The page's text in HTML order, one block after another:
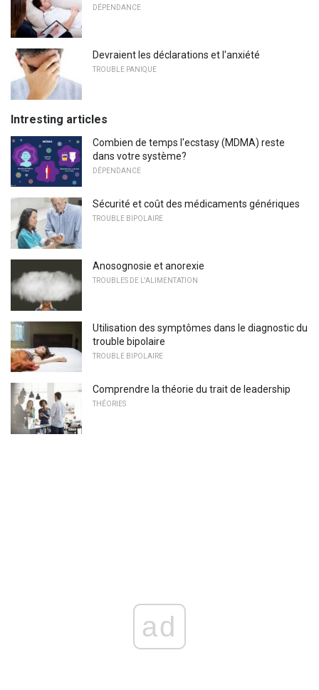
DÉPENDANCE
Devraient les déclarations et l'anxiété
TROUBLE PANIQUE
Intresting articles
Combien de temps l'ecstasy (MDMA) reste
dans votre système?
DÉPENDANCE
Sécurité et coût des médicaments génériques
TROUBLE BIPOLAIRE
Anosognosie et anorexie
TROUBLES DE L'ALIMENTATION
Utilisation des symptômes dans le diagnostic du
trouble bipolaire
TROUBLE BIPOLAIRE
Comprendre la théorie du trait de leadership
THÉORIES
ad